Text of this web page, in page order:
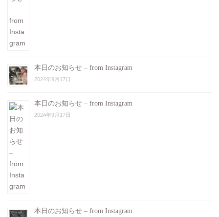
本日のお知らせ – from Instagram
2024年9月17日
本日のお知らせ – from Instagram
2024年9月17日
本日のお知らせ – from Instagram